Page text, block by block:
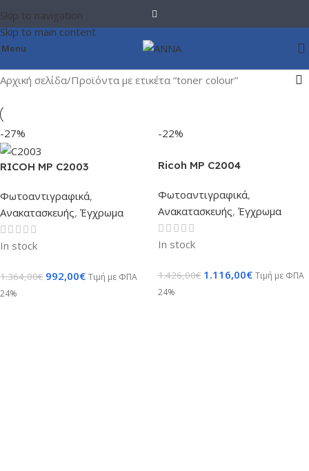
Skip to navigation
Skip to main content
Menu
Αρχική σελίδα Προϊόντα με ετικέτα “toner colour”
-27%
RICOH MP C2003
Φωτοαντιγραφικά,
Ανακατασκευής, Έγχρωμα
In stock
1.364,00€ 992,00€ Τιμή με ΦΠΑ
24%
-22%
Ricoh MP C2004
Φωτοαντιγραφικά,
Ανακατασκευής, Έγχρωμα
In stock
1.426,00€ 1.116,00€ Τιμή με ΦΠΑ
24%